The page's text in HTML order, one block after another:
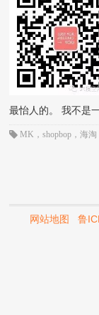
最怡人的。 我不是
MK ，shopbop ，海淘
网站地图 鲁